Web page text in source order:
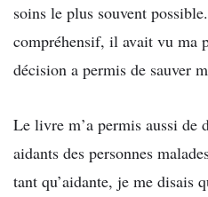
soins le plus souvent
compréhensif, il avait vu ma
décision a permis de sauver
Le livre m’a permis aussi de
aidants des personnes
tant qu’aidante, je me disais